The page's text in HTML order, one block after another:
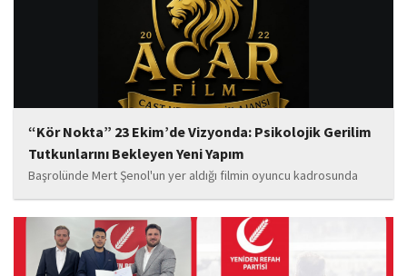
“Kör Nokta” 23 Ekim’de Vizyonda: Psikolojik Gerilim
Tutkunlarını Bekleyen Yeni Yapım
Başrolünde Mert Şenol'un yer aldığı filmin oyuncu kadrosunda
Esma Kıyanç, Ayşe Aktaş, Berna Kıyanç, Gökay Alpaslan Şahin,
Sema Yaldıran, Sıla Altıntaş, İsmail Akkoç, Celal Acar ve çocuk
oyuncu Görkem Akyol...